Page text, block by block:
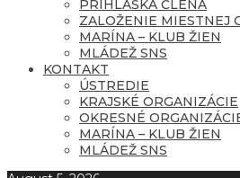
PRIHLÁŠKA ČLENA
ZALOŽENIE MIESTNEJ
MARÍNA – KLUB ŽIEN
MLÁDEŽ SNS
KONTAKT
ÚSTREDIE
KRAJSKÉ ORGANIZÁCIE
OKRESNÉ
MARÍNA – KLUB ŽIEN
MLÁDEŽ SNS